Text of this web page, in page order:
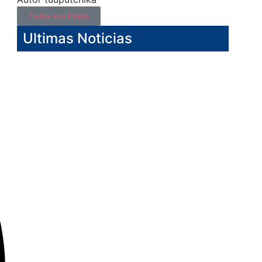
Todos sus Posts
Ultimas Noticias